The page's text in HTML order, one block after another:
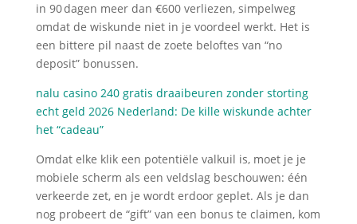
in 90 dagen meer dan €600 verliezen, simpelweg
omdat de wiskunde niet in je voordeel werkt. Het is
een bittere pil naast de zoete beloftes van “no
deposit” bonussen.
nalu casino 240 gratis draaibeuren zonder storting
echt geld 2026 Nederland: De kille wiskunde achter
het “cadeau”
Omdat elke klik een potentiële valkuil is, moet je je
mobiele scherm als een veldslag beschouwen: één
verkeerde zet, en je wordt erdoor geplet. Als je dan
nog probeert de “gift” van een bonus te claimen, kom